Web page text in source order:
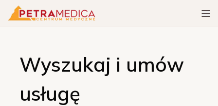
Wyszukaj i umów
usługę